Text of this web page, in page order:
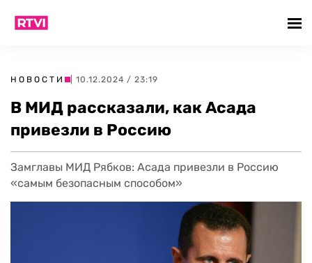
НОВОСТИ | 10.12.2024 / 23:19
В МИД рассказали, как Асада
привезли в Россию
Замглавы МИД Рябков: Асада привезли в Россию
«самым безопасным способом»